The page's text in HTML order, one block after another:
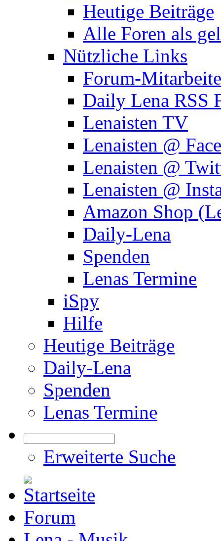
Heutige Beiträge
Alle Foren als
Nützliche Links
Forum-
Daily Lena RSS
Lenaisten TV
Lenaisten @
Lenaisten @
Lenaisten @
Amazon Shop
Daily-Lena
Spenden
Lenas Termine
iSpy
Hilfe
Heutige Beiträge
Daily-Lena
Spenden
Lenas Termine
Erweiterte Suche
Forum